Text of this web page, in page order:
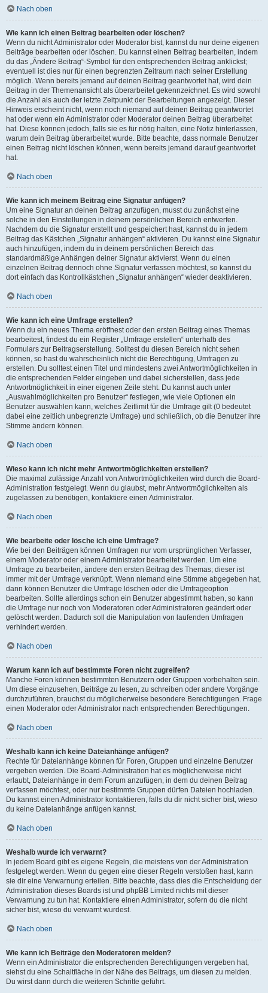
Nach oben
Wie kann ich einen Beitrag bearbeiten oder löschen?
Wenn du nicht Administrator oder Moderator bist, kannst du nur deine eigenen
Beiträge bearbeiten oder löschen. Du kannst einen Beitrag bearbeiten, indem
du das „Ändere Beitrag“-Symbol für den entsprechenden Beitrag anklickst;
eventuell ist dies nur für einen begrenzten Zeitraum nach seiner Erstellung
möglich. Wenn bereits jemand auf deinen Beitrag geantwortet hat, wird dein
Beitrag in der Themenansicht als überarbeitet gekennzeichnet. Es wird sowohl
die Anzahl als auch der letzte Zeitpunkt der Bearbeitungen angezeigt. Dieser
Hinweis erscheint nicht, wenn noch niemand auf deinen Beitrag geantwortet
hat oder wenn ein Administrator oder Moderator deinen Beitrag überarbeitet
hat. Diese können jedoch, falls sie es für nötig halten, eine Notiz hinterlassen,
warum dein Beitrag überarbeitet wurde. Bitte beachte, dass normale Benutzer
einen Beitrag nicht löschen können, wenn bereits jemand darauf geantwortet
hat.
Nach oben
Wie kann ich meinem Beitrag eine Signatur anfügen?
Um eine Signatur an deinen Beitrag anzufügen, musst du zunächst eine
solche in den Einstellungen in deinem persönlichen Bereich entwerfen.
Nachdem du die Signatur erstellt und gespeichert hast, kannst du in jedem
Beitrag das Kästchen „Signatur anhängen“ aktivieren. Du kannst eine Signatur
auch hinzufügen, indem du in deinem persönlichen Bereich das
standardmäßige Anhängen deiner Signatur aktivierst. Wenn du einen
einzelnen Beitrag dennoch ohne Signatur verfassen möchtest, so kannst du
dort einfach das Kontrollkästchen „Signatur anhängen“ wieder deaktivieren.
Nach oben
Wie kann ich eine Umfrage erstellen?
Wenn du ein neues Thema eröffnest oder den ersten Beitrag eines Themas
bearbeitest, findest du ein Register „Umfrage erstellen“ unterhalb des
Formulars zur Beitragserstellung. Solltest du diesen Bereich nicht sehen
können, so hast du wahrscheinlich nicht die Berechtigung, Umfragen zu
erstellen. Du solltest einen Titel und mindestens zwei Antwortmöglichkeiten in
die entsprechenden Felder eingeben und dabei sicherstellen, dass jede
Antwortmöglichkeit in einer eigenen Zeile steht. Du kannst auch unter
„Auswahlmöglichkeiten pro Benutzer“ festlegen, wie viele Optionen ein
Benutzer auswählen kann, welches Zeitlimit für die Umfrage gilt (0 bedeutet
dabei eine zeitlich unbegrenzte Umfrage) und schließlich, ob die Benutzer ihre
Stimme ändern können.
Nach oben
Wieso kann ich nicht mehr Antwortmöglichkeiten erstellen?
Die maximal zulässige Anzahl von Antwortmöglichkeiten wird durch die Board-
Administration festgelegt. Wenn du glaubst, mehr Antwortmöglichkeiten als
zugelassen zu benötigen, kontaktiere einen Administrator.
Nach oben
Wie bearbeite oder lösche ich eine Umfrage?
Wie bei den Beiträgen können Umfragen nur vom ursprünglichen Verfasser,
einem Moderator oder einem Administrator bearbeitet werden. Um eine
Umfrage zu bearbeiten, ändere den ersten Beitrag des Themas; dieser ist
immer mit der Umfrage verknüpft. Wenn niemand eine Stimme abgegeben hat,
dann können Benutzer die Umfrage löschen oder die Umfrageoption
bearbeiten. Sollte allerdings schon ein Benutzer abgestimmt haben, so kann
die Umfrage nur noch von Moderatoren oder Administratoren geändert oder
gelöscht werden. Dadurch soll die Manipulation von laufenden Umfragen
verhindert werden.
Nach oben
Warum kann ich auf bestimmte Foren nicht zugreifen?
Manche Foren können bestimmten Benutzern oder Gruppen vorbehalten sein.
Um diese einzusehen, Beiträge zu lesen, zu schreiben oder andere Vorgänge
durchzuführen, brauchst du möglicherweise besondere Berechtigungen. Frage
einen Moderator oder Administrator nach entsprechenden Berechtigungen.
Nach oben
Weshalb kann ich keine Dateianhänge anfügen?
Rechte für Dateianhänge können für Foren, Gruppen und einzelne Benutzer
vergeben werden. Die Board-Administration hat es möglicherweise nicht
erlaubt, Dateianhänge in dem Forum anzufügen, in dem du deinen Beitrag
verfassen möchtest, oder nur bestimmte Gruppen dürfen Dateien hochladen.
Du kannst einen Administrator kontaktieren, falls du dir nicht sicher bist, wieso
du keine Dateianhänge anfügen kannst.
Nach oben
Weshalb wurde ich verwarnt?
In jedem Board gibt es eigene Regeln, die meistens von der Administration
festgelegt werden. Wenn du gegen eine dieser Regeln verstoßen hast, kann
sie dir eine Verwarnung erteilen. Bitte beachte, dass dies die Entscheidung der
Administration dieses Boards ist und phpBB Limited nichts mit dieser
Verwarnung zu tun hat. Kontaktiere einen Administrator, sofern du die nicht
sicher bist, wieso du verwarnt wurdest.
Nach oben
Wie kann ich Beiträge den Moderatoren melden?
Wenn ein Administrator die entsprechenden Berechtigungen vergeben hat,
siehst du eine Schaltfläche in der Nähe des Beitrags, um diesen zu melden.
Du wirst dann durch die weiteren Schritte geführt.